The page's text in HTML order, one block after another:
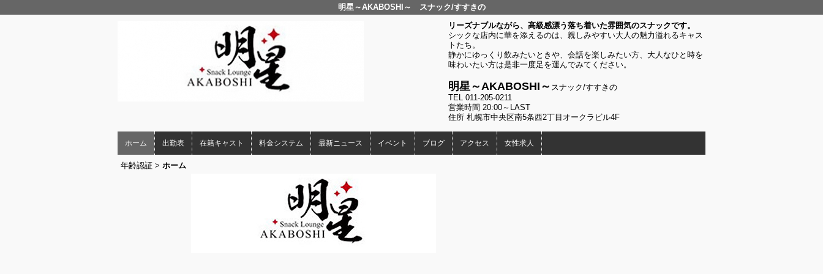
明星～AKABOSHI～ スナック/すすきの
リーズナブルながら、高級感漂う落ち着いた雰囲気のスナックです。
シックな店内に華を添えるのは、親しみやすい大人の魅力溢れるキャス
トたち。
静かにゆっくり飲みたいときや、会話を楽しみたい方、大人なひと時を
味わいたい方は是非一度足を運んでみてください。
明星～AKABOSHI～ スナック/すすきの
TEL 011-205-0211
営業時間 20:00～LAST
住所 札幌市中央区南5条西2丁目オークラビル4F
ホーム 出勤表 在籍キャスト 料金システム 最新ニュース イベント ブログ アクセス 女性求人
年齢認証 > ホーム